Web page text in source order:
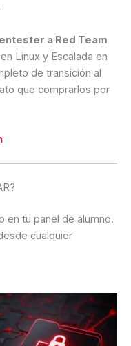
a Red Team
Linux y Escalada en
de transición al
que comprarlos por
en tu panel de alumno.
cualquier